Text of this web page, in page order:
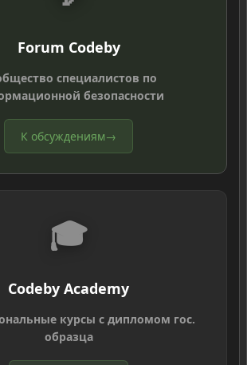
Forum Codeby
специалистов по
безопасности
К обсуждениям→
🎓
Codeby Academy
курсы с дипломом гос.
образца